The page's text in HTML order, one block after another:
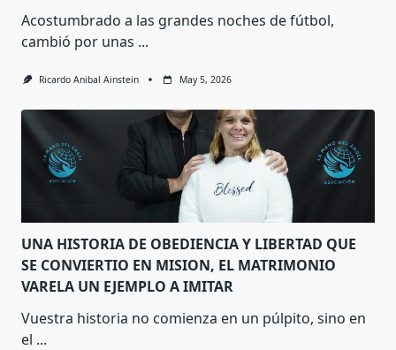
Acostumbrado a las grandes noches de fútbol,
cambió por unas ...
Ricardo Anibal Ainstein May 5, 2026
UNA HISTORIA DE OBEDIENCIA Y LIBERTAD QUE
SE CONVIERTIO EN MISION, EL MATRIMONIO
VARELA UN EJEMPLO A IMITAR
Vuestra historia no comienza en un púlpito, sino en
el ...